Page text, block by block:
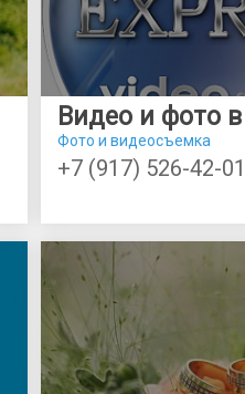
Фото и видеосъемка
+7 (917) 526-42-01